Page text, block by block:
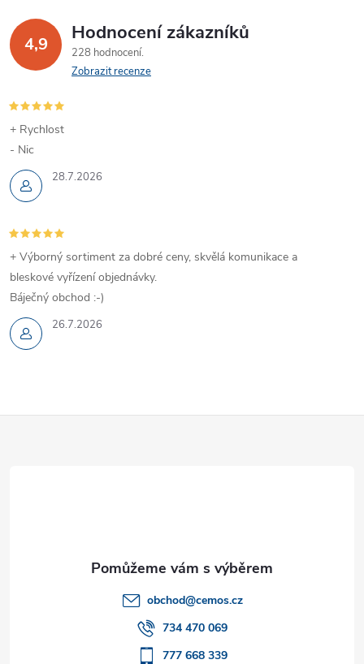
4,9 Hodnocení zákazníků
228 hodnocení
Zobrazit recenze
28.7.2026
+ Rychlost
- Nic
26.7.2026
+ Výborný sortiment za dobré ceny, skvělá komunikace a
bleskové vyřízení objednávky.
Báječný obchod :-)
obchod@cemos.cz
734 470 069
777 668 339